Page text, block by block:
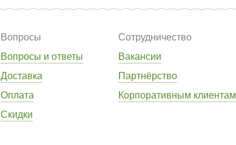
Вопросы
Вопросы и ответы
Доставка
Оплата
Скидки
Сотрудничество
Вакансии
Партнёрство
Корпоративным клиентам